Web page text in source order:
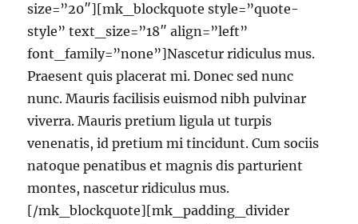
size=”20″][mk_blockquote style=”quote-
style” text_size=”18″ align=”left”
font_family=”none”]Nascetur ridiculus mus.
Praesent quis placerat mi. Donec sed nunc
nunc. Mauris facilisis euismod nibh pulvinar
viverra. Mauris pretium ligula ut turpis
venenatis, id pretium mi tincidunt. Cum sociis
natoque penatibus et magnis dis parturient
montes, nascetur ridiculus mus.
[/mk_blockquote][mk_padding_divider